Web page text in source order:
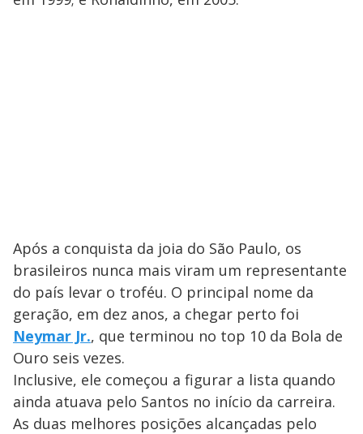
Após a conquista da joia do São Paulo, os
brasileiros nunca mais viram um representante
do país levar o troféu. O principal nome da
geração, em dez anos, a chegar perto foi
Neymar Jr., que terminou no top 10 da Bola de
Ouro seis vezes.
Inclusive, ele começou a figurar a lista quando
ainda atuava pelo Santos no início da carreira.
As duas melhores posições alcançadas pelo